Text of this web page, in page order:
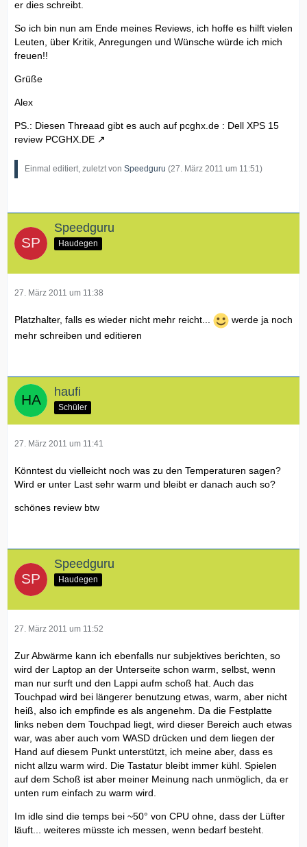
er dies schreibt.
So ich bin nun am Ende meines Reviews, ich hoffe es hilft vielen
Leuten, über Kritik, Anregungen und Wünsche würde ich mich
freuen!!
Grüße
Alex
PS.: Diesen Threaad gibt es auch auf pcghx.de : Dell XPS 15
review PCGHX.DE
Einmal editiert, zuletzt von Speedguru (27. März 2011 um 11:51)
Speedguru
Haudegen
27. März 2011 um 11:38
Platzhalter, falls es wieder nicht mehr reicht...
werde ja noch
mehr schreiben und editieren
haufi
Schüler
27. März 2011 um 11:41
Könntest du vielleicht noch was zu den Temperaturen sagen?
Wird er unter Last sehr warm und bleibt er danach auch so?
schönes review btw
Speedguru
Haudegen
27. März 2011 um 11:52
Zur Abwärme kann ich ebenfalls nur subjektives berichten, so
wird der Laptop an der Unterseite schon warm, selbst, wenn
man nur surft und den Lappi aufm schoß hat. Auch das
Touchpad wird bei längerer benutzung etwas, warm, aber nicht
heiß, also ich empfinde es als angenehm. Da die Festplatte
links neben dem Touchpad liegt, wird dieser Bereich auch etwas
war, was aber auch vom WASD drücken und dem liegen der
Hand auf diesem Punkt unterstützt, ich meine aber, dass es
nicht allzu warm wird. Die Tastatur bleibt immer kühl. Spielen
auf dem Schoß ist aber meiner Meinung nach unmöglich, da er
unten rum einfach zu warm wird.
Im idle sind die temps bei ~50° von CPU ohne, dass der Lüfter
läuft... weiteres müsste ich messen, wenn bedarf besteht.